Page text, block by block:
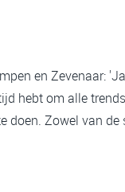
en Zevenaar:
hebt om alle
doen. Zowel van